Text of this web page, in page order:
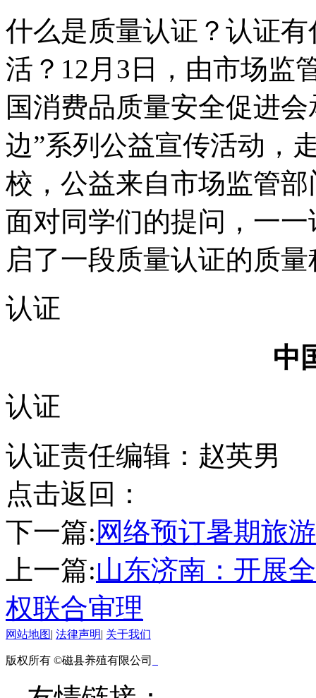
什么是质量认证？认证
活？12月3日，由市场监
国消费品质量安全促进
边”系列公益宣传活动，
校，公益来自市场监管
面对同学们的提问，一
启了一段质量认证的质
认证
中
认证
认证责任编辑：赵英男
点击返回：
下一篇: 网络预订暑期旅
上一篇:山东济南：开展
权联合审理
网站地图| 法律声明| 关于我们
版权所有 ©磁县养殖有限公司